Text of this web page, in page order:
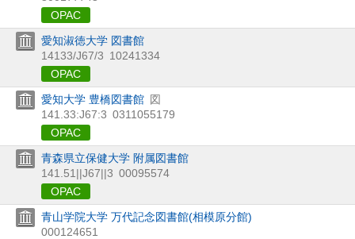
OPAC
愛知淑徳大学 図書館
14133/J67/3 10241334
OPAC
愛知大学 豊橋図書館 図
141.33:J67:3 0311055179
OPAC
青森県立保健大学 附属図書館
141.51||J67||3 00095574
OPAC
青山学院大学 万代記念図書館(相模原分館)
000124651